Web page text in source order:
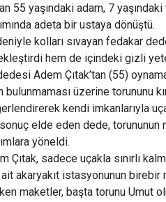
55 yaşındaki adam, 7
adeta bir ustaya dönüştü.
kolları sıvayan fedakar
hem de içindeki gizli
Adem Çıtak’tan (55)
üzerine torununu
kendi imkanlarıyla
elde eden dede, torununun
yöneldi.
sadece uçakla sınırlı
akaryakıt istasyonunun birebir
maketler, başta torunu Umut